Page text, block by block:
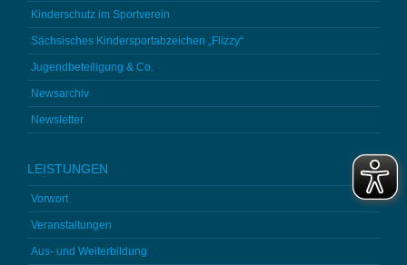
Kinderschutz im Sportverein
Sächsisches Kindersportabzeichen „Flizzy“
Jugendbeteiligung & Co.
Newsarchiv
Newsletter
LEISTUNGEN
Vorwort
Veranstaltungen
Aus- und Weiterbildung